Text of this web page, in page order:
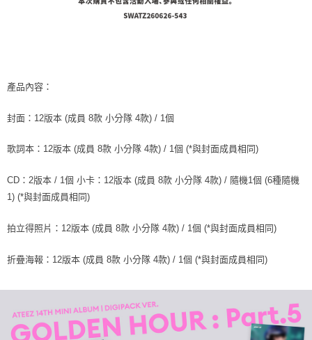
產品內容：
封面：12版本 (成員 8款 小分隊 4款) / 1個
歌詞本：12版本 (成員 8款 小分隊 4款) / 1個 (*與封面成員相同)
CD：2版本 / 1個 小卡：12版本 (成員 8款 小分隊 4款) / 隨機1個 (6種隨機
1) (*與封面成員相同)
拍立得照片：12版本 (成員 8款 小分隊 4款) / 1個 (*與封面成員相同)
折疊海報：12版本 (成員 8款 小分隊 4款) / 1個 (*與封面成員相同)